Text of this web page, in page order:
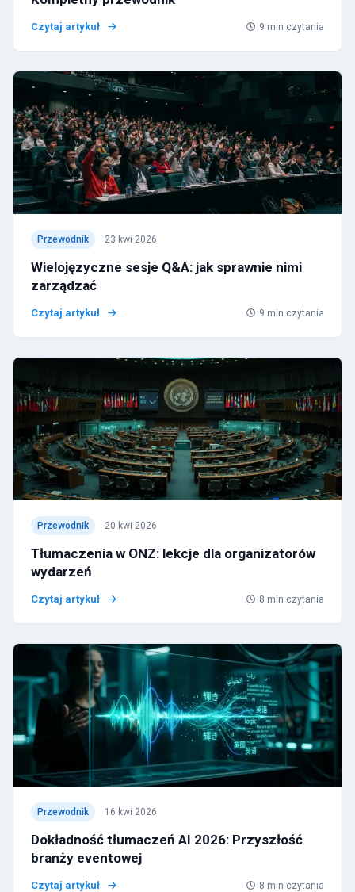
Czytaj artykuł 9 min czytania
Przewodnik 23 kwi 2026
Wielojęzyczne sesje Q&A: jak sprawnie nimi
zarządzać
Czytaj artykuł 9 min czytania
Przewodnik 20 kwi 2026
Tłumaczenia w ONZ: lekcje dla organizatorów
wydarzeń
Czytaj artykuł 8 min czytania
Przewodnik 16 kwi 2026
Dokładność tłumaczeń AI 2026: Przyszłość
branży eventowej
Czytaj artykuł 8 min czytania